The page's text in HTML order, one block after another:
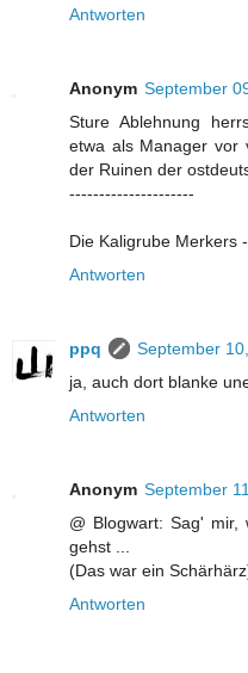
Antworten
Anonym September
Sture Ablehnung
etwa als Manager vor
der Ruinen der
---------------------
Die Kaligrube Merkers
Antworten
ppq
September
ja, auch dort blanke
Antworten
Anonym September
@ Blogwart: Sag'
gehst ...
(Das war ein
Antworten